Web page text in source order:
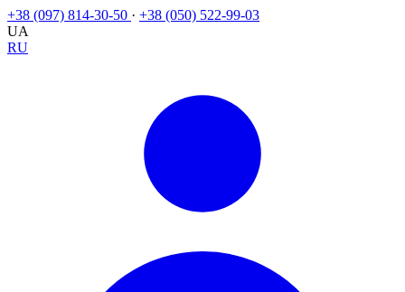
+38 (097) 814-30-50 · +38 (050) 522-99-03
UA
RU